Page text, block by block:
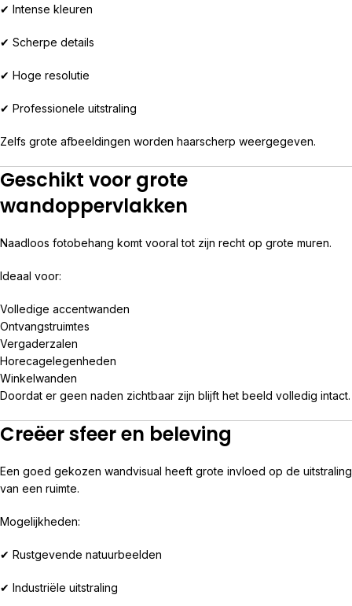
✔ Intense kleuren
✔ Scherpe details
✔ Hoge resolutie
✔ Professionele uitstraling
Zelfs grote afbeeldingen worden haarscherp weergegeven.
Geschikt voor grote
wandoppervlakken
Naadloos fotobehang komt vooral tot zijn recht op grote muren.
Ideaal voor:
Volledige accentwanden
Ontvangstruimtes
Vergaderzalen
Horecagelegenheden
Winkelwanden
Doordat er geen naden zichtbaar zijn blijft het beeld volledig intact.
Creëer sfeer en beleving
Een goed gekozen wandvisual heeft grote invloed op de uitstraling
van een ruimte.
Mogelijkheden:
✔ Rustgevende natuurbeelden
✔ Industriële uitstraling